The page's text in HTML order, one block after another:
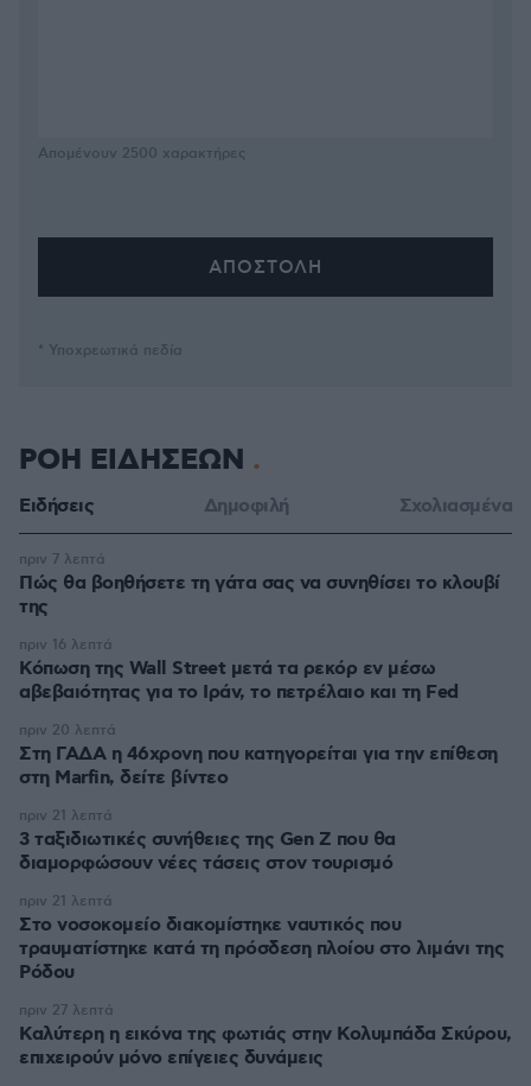
Απομένουν 2500 χαρακτήρες
* Υποχρεωτικά πεδία
ΡΟΗ ΕΙΔΗΣΕΩΝ
Ειδήσεις Δημοφιλή Σχολιασμένα
Πώς θα βοηθήσετε τη γάτα σας να συνηθίσει το κλουβί
της
πριν 7 λεπτά
Κόπωση της Wall Street μετά τα ρεκόρ εν μέσω
αβεβαιότητας για το Ιράν, το πετρέλαιο και τη Fed
πριν 16 λεπτά
Στη ΓΑΔΑ η 46χρονη που κατηγορείται για την επίθεση
στη Marfin, δείτε βίντεο
πριν 20 λεπτά
3 ταξιδιωτικές συνήθειες της Gen Z που θα
διαμορφώσουν νέες τάσεις στον τουρισμό
πριν 21 λεπτά
Στο νοσοκομείο διακομίστηκε ναυτικός που
τραυματίστηκε κατά τη πρόσδεση πλοίου στο λιμάνι της
Ρόδου
πριν 21 λεπτά
Καλύτερη η εικόνα της φωτιάς στην Κολυμπάδα Σκύρου,
επιχειρούν μόνο επίγειες δυνάμεις
πριν 27 λεπτά